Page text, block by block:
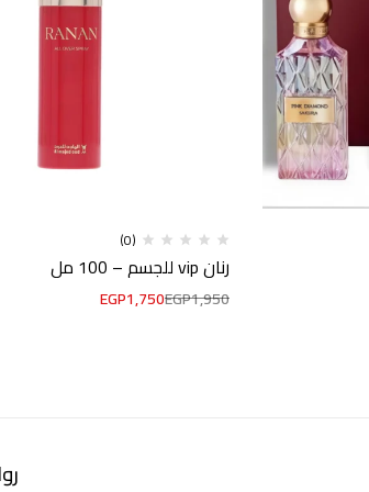
(0)
رنان vip للجسم – 100 مل
EGP1,950
EGP1,750